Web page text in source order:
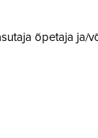
õpetaja